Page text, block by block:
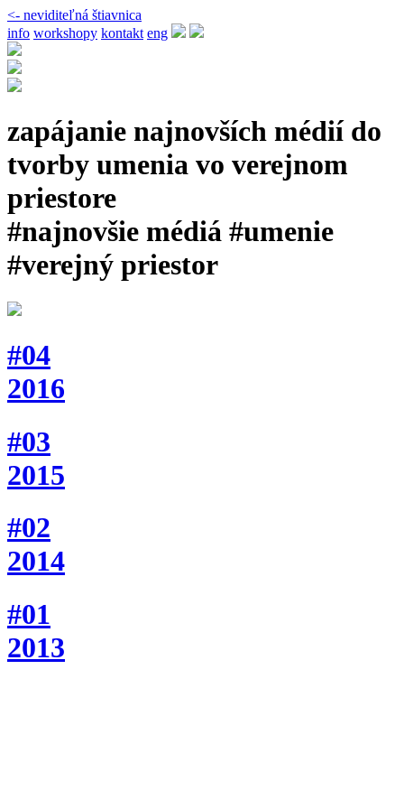
<- neviditeľná štiavnica
info workshopy kontakt eng
zapájanie najnovších médií do
tvorby umenia vo verejnom
priestore
#najnovšie médiá #umenie
#verejný priestor
#04
2016
#03
2015
#02
2014
#01
2013